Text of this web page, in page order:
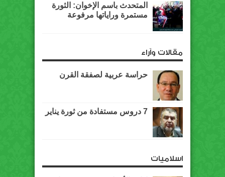
المتحدث باسم الإخوان: الثورة
مستمرة وراياتها مرفوعة
مقالات وآراء
حراسة عربية لصفقة القرن
7 دروس مستفادة من ثورة يناير
اسلاميات